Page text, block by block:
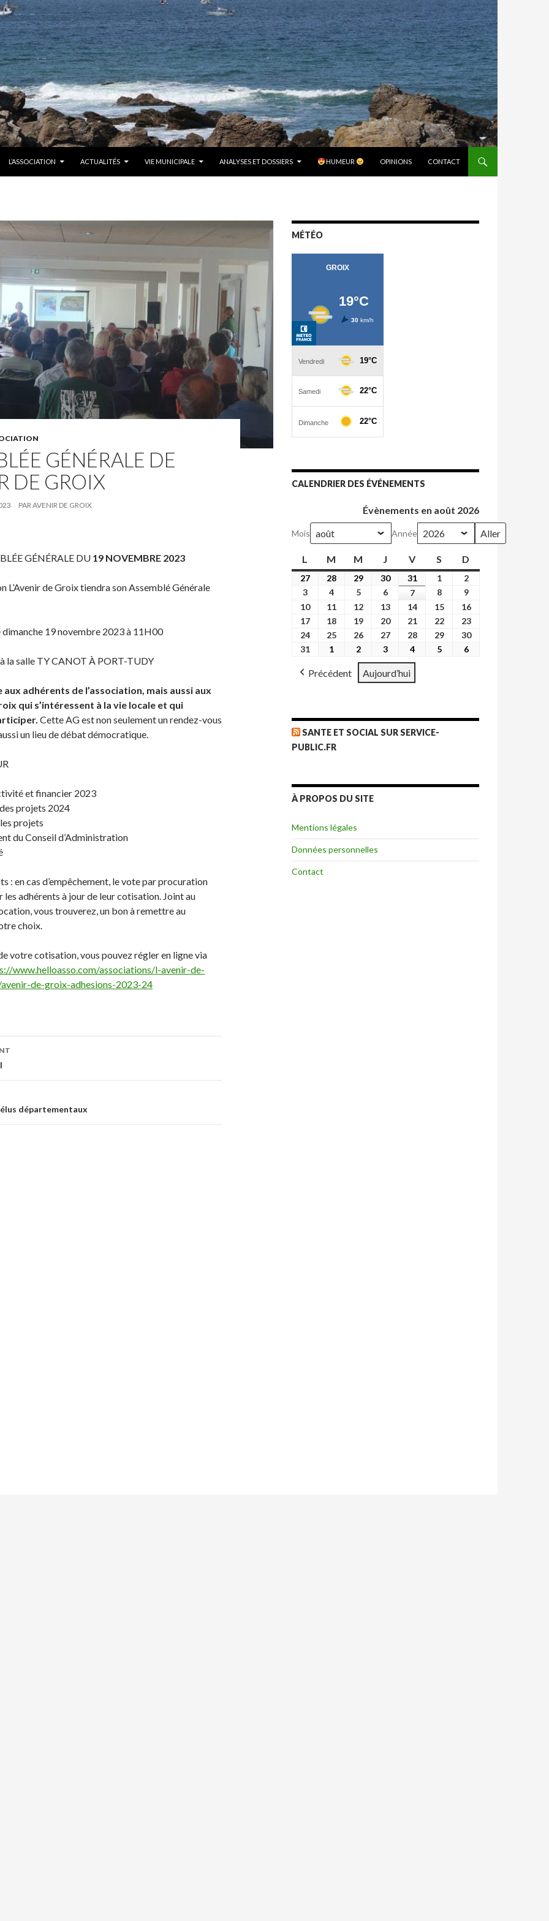
L’ASSOCIATION ACTUALITÉS VIE MUNICIPALE ANALYSES ET DOSSIERS HUMEUR OPINIONS CONTACT
GÉNÉRALE DE
DE GROIX
PARAVENIR DE GROIX
GÉNÉRALE DU 19 NOVEMBRE 2023
L’Avenir de Groix tiendra son Assemblé Générale
dimanche 19 novembre 2023 à 11H00
à la salle TY CANOT À PORT-TUDY
adhérents de l’association, mais aussi aux
qui s’intéressent à la vie locale et qui
Cette AG est non seulement un rendez-vous
un lieu de débat démocratique.
et financier 2023
projets 2024
projets
du Conseil d’Administration
: en cas d’empêchement, le vote par procuration
les adhérents à jour de leur cotisation. Joint au
vous trouverez, un bon à remettre au
choix.
votre cotisation, vous pouvez régler en ligne via
www.helloasso.com/associations/l-avenir-de-
de-groix-adhesions-2023-24
départementaux
MÉTÉO
CALENDRIER DES ÉVÉNEMENTS
Évènements en août 2026
Mois Année
L lundiM mardi
M mercredi
J jeudiVvendredi
S samedi
D
27
juillet
2026
28
juillet
2026
2929
juillet
2026
3030
juillet
2026
3131
juillet
2026
11
août
2026
22
août
2026
3
août
2026
4
août
2026
55
août
2026
66
août
2026
77
août
2026
88
août
2026
99
août
2026
1010
août
2026
11
août
2026
1212
août
2026
1313
août
2026
1414
août
2026
1515
août
2026
1616
août
2026
17
août
18
août
1919
août
2020
août
2121
août
2222
août
2323
août
24 25 2626
2026
2727
2026
2828
2929
3030
31
2026
1
septembre
2026
22
septembre
2026
33
septembre
2026
44
septembre
55
66
Précédent Aujourd’hui
SANTE ET SOCIAL SUR SERVICE-
PUBLIC.FR
À PROPOS DU SITE
Mentions légales
Données personnelles
Contact